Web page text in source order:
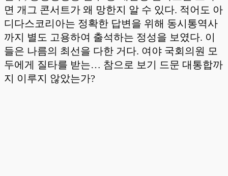
면 개그 콘서트가 왜 망한지 알 수 있다. 적어도 아
디다스코리아는 정확한 답변을 위해 동시통역사
까지 별도 고용하여 출석하는 정성을 보였다. 이
들은 나름의 최선을 다한 거다. 여야 국회의원 모
두에게 질타를 받는… 참으로 보기 드문 대통합까
지 이루지 않았는가?